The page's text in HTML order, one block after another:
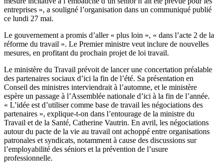
entreprises », a souligné l’organisation dans un communiqué publié
ce lundi 27 mai.
Le gouvernement a promis d’aller « plus loin », « dans l’acte 2 de la
réforme du travail ». Le Premier ministre veut inclure de nouvelles
mesures, en profitant du prochain projet de loi travail.
Le ministère du Travail prévoit de lancer une concertation préalable
des partenaires sociaux d’ici la fin de l’été. Sa présentation en
Conseil des ministres interviendrait à l’automne, et le ministère
espère un passage à l’Assemblée nationale d’ici à la fin de l’année.
« L’idée est d’utiliser comme base de travail les négociations des
partenaires », explique-t-on dans l’entourage de la ministre du
Travail et de la Santé, Catherine Vautrin. En avril, les négociations
autour du pacte de la vie au travail ont achoppé entre organisations
patronales et syndicats, notamment à cause des discussions sur
l’employabilité des séniors et la prévention de l’usure
professionnelle.